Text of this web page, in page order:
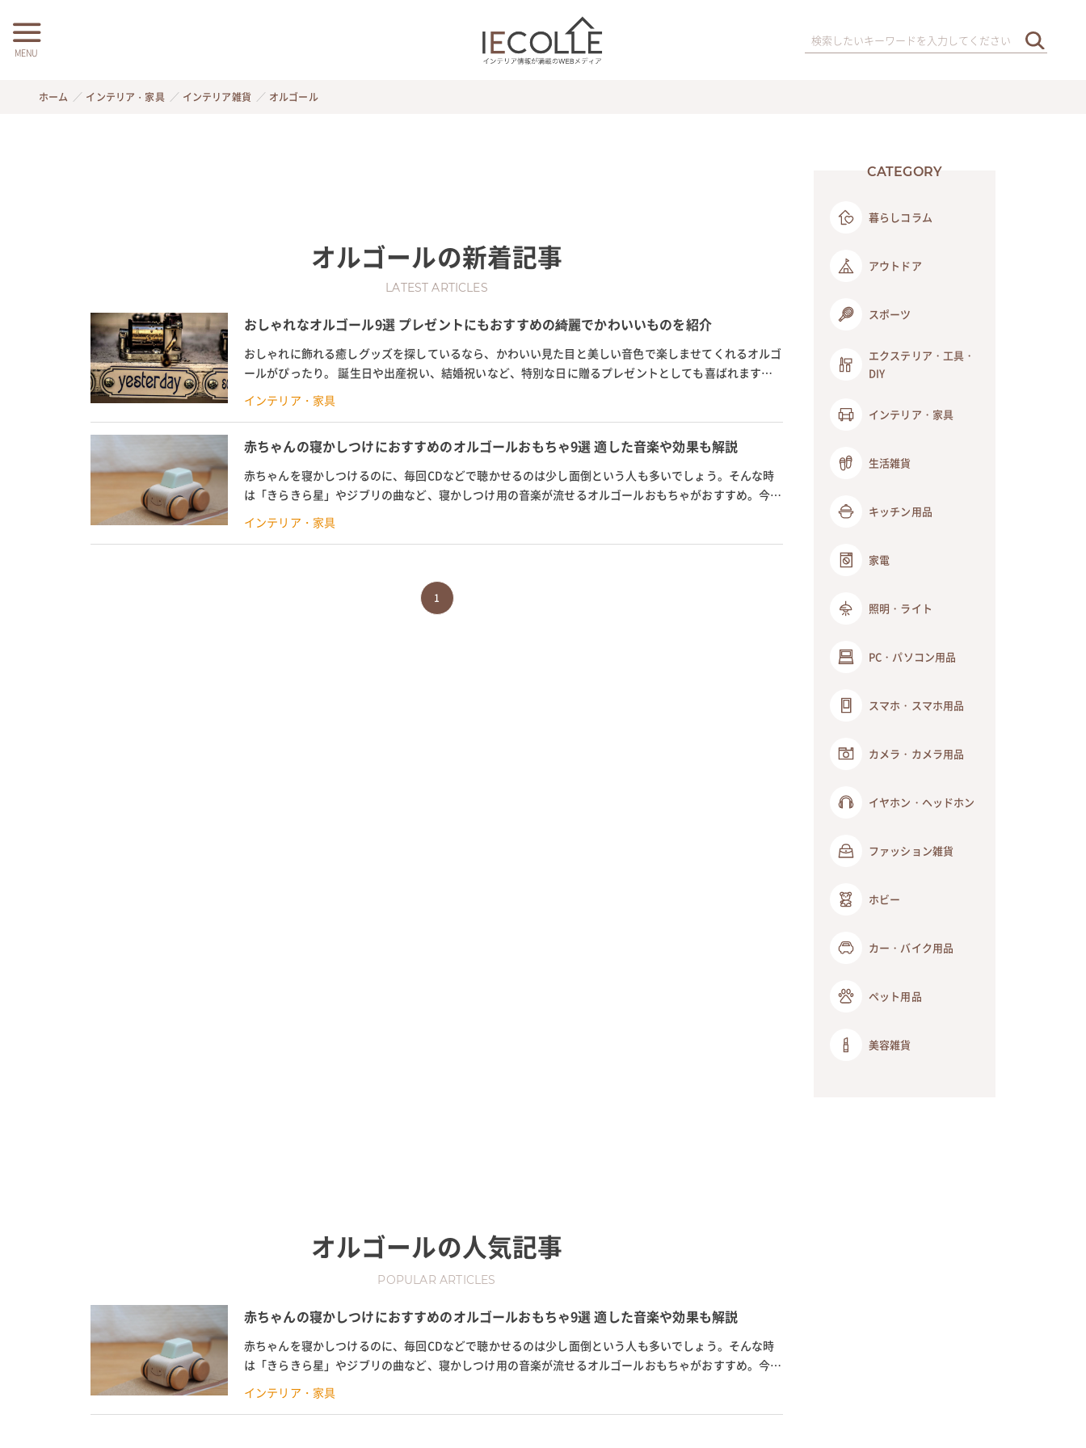
MENU
ホーム インテリア・家具 インテリア雑貨 オルゴール
オルゴールの新着記事
LATEST ARTICLES
おしゃれなオルゴール9選 プレゼントにもおすすめの綺麗でかわいいものを紹介
おしゃれに飾れる癒しグッズを探しているなら、かわいい見た目と美しい音色で楽しませてくれるオルゴ
ールがぴったり。 誕生日や出産祝い、結婚祝いなど、特別な日に贈るプレゼントとしても喜ばれます。
今回はおしゃれなガラス製やナチュラルな木製など、...
インテリア・家具
赤ちゃんの寝かしつけにおすすめのオルゴールおもちゃ9選 適した音楽や効果も解説
赤ちゃんを寝かしつけるのに、毎回CDなどで聴かせるのは少し面倒という人も多いでしょう。そんな時
は「きらきら星」やジブリの曲など、寝かしつけ用の音楽が流せるオルゴールおもちゃがおすすめ。今回
は、通販でも買えるオルゴールおもちゃや、寝かしつけ...
インテリア・家具
1
CATEGORY
暮らしコラム
アウトドア
スポーツ
エクステリア・工具・
DIY
インテリア・家具
生活雑貨
キッチン用品
家電
照明・ライト
PC・パソコン用品
スマホ・スマホ用品
カメラ・カメラ用品
イヤホン・ヘッドホン
ファッション雑貨
ホビー
カー・バイク用品
ペット用品
美容雑貨
オルゴールの人気記事
POPULAR ARTICLES
赤ちゃんの寝かしつけにおすすめのオルゴールおもちゃ9選 適した音楽や効果も解説
赤ちゃんを寝かしつけるのに、毎回CDなどで聴かせるのは少し面倒という人も多いでしょう。そんな時
は「きらきら星」やジブリの曲など、寝かしつけ用の音楽が流せるオルゴールおもちゃがおすすめ。今回
は、通販でも買えるオルゴールおもちゃや、寝かしつけ...
インテリア・家具